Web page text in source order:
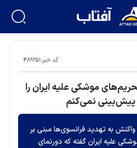
کد خبر:۴۸۹۲۵۱
موشکی علیه ایران را
پیش‌بینی نمی‌کنم
واکنش به تهدید فرانسوی‌ها مبنی بر
علیه ایران گفته که دورنمای